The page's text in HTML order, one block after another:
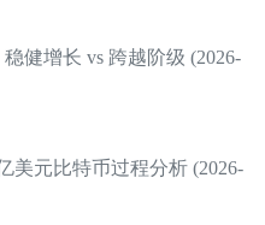
健增长 vs 跨越阶级 (2026-
美元比特币过程分析 (2026-